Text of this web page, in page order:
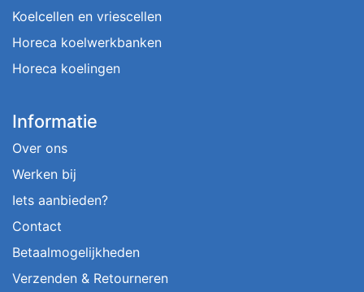
Koelcellen en vriescellen
Horeca koelwerkbanken
Horeca koelingen
Informatie
Over ons
Werken bij
Iets aanbieden?
Contact
Betaalmogelijkheden
Verzenden & Retourneren